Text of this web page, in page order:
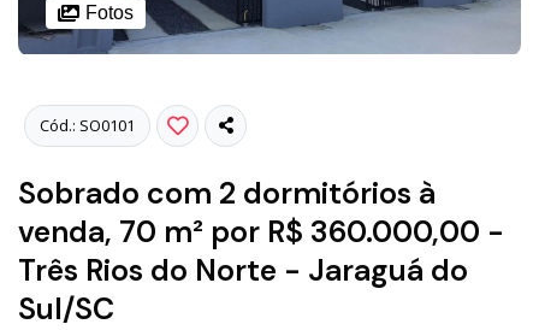
Fotos
Cód.: SO0101
Sobrado com 2 dormitórios à
venda, 70 m² por R$ 360.000,00 -
Três Rios do Norte - Jaraguá do
Sul/SC